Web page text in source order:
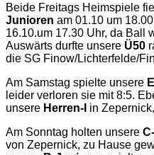
Beide Freitags Heimspiele
Junioren am 01.10 um
16.10.um 17.30 Uhr, da Ball
Auswärts durfte unsere Ü50
die SG Finow/Lichterfelde/
Am Samstag spielte unsere
leider verloren sie mit 8:5.
unsere Herren-I in
Am Sonntag holten unsere
von Zepernick, zu Hause